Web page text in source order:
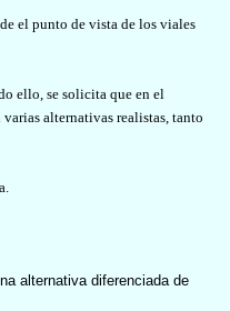
el punto de vista de los viales
ello, se solicita que en el
alternativas realistas, tanto
alternativa diferenciada de